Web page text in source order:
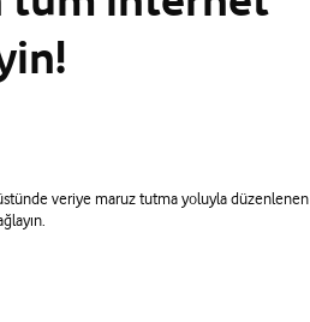
veriye maruz tutma yoluyla düzenlenen